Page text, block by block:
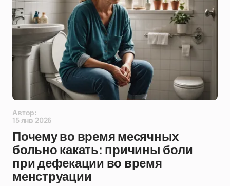
Автор:
15 янв 2026
Почему во время месячных
больно какать: причины боли
при дефекации во время
менструации